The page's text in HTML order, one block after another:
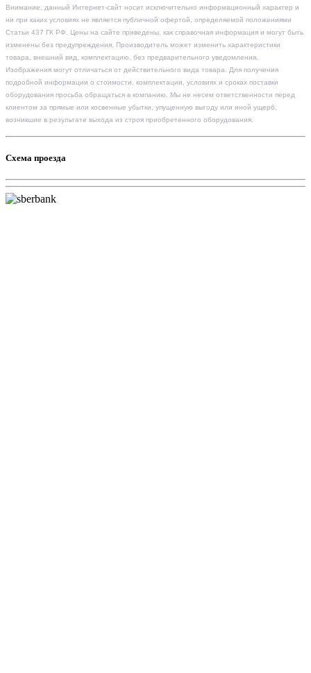
Внимание, данный Интернет-сайт носит исключительно информационный характер и
ни при каких условиях не является публичной офертой, определяемой положениями
Статьи 437 ГК РФ. Цены на сайте приведены, как справочная информация и могут быть
изменены без предупреждения. Производитель может изменить характеристики
товара, внешний вид, комплектацию, без предварительного уведомления.
Изображения могут отличаться от действительного вида товара. Для получения
подробной информации о стоимости, комплектации, условиях и сроках поставки
оборудования просьба обращаться в компанию. Мы не несем ответственности перед
клиентом за прямые или косвенные убытки, упущенную выгоду или иной ущерб,
возникшие в результате выхода из строя приобретенного оборудования.
Схема проезда